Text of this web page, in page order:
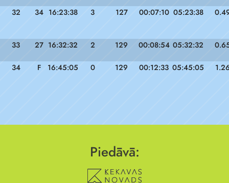
32 34 16:23:38 3 127 00:07:10 05:23:38
33 27 16:32:32 2 129 00:08:54 05:32:32
34 F 16:45:05 0 129 00:12:33 05:45:05
Piedāvā: